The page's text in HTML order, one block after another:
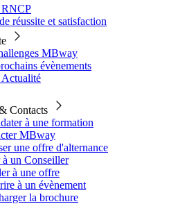
RNCP
réussite et satisfaction
MBway
évènements
Contacts
à une formation
MBway
une offre d'alternance
à un Conseiller
à une offre
à un évènement
la brochure